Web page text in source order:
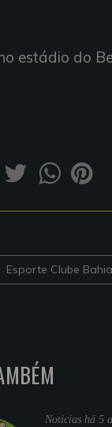
estádio do
Esporte Clube Bahia
Noticias há 5